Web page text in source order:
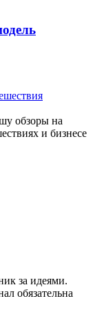
обзоры на
и бизнесе
за идеями.
обязательна